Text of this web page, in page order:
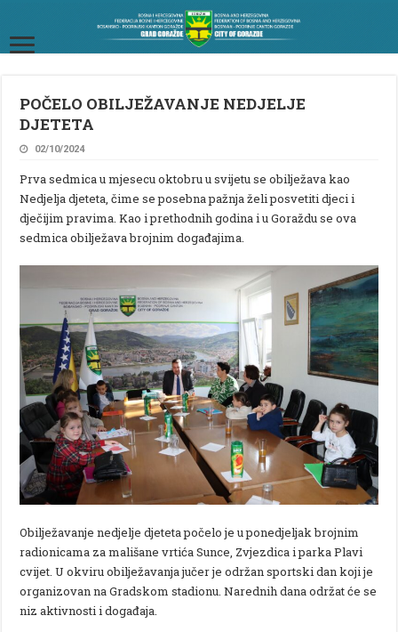
POČELO OBILJEŽAVANJE NEDJELJE
DJETETA
02/10/2024
Prva sedmica u mjesecu oktobru u svijetu se obilježava kao
Nedjelja djeteta, čime se posebna pažnja želi posvetiti djeci i
dječijim pravima. Kao i prethodnih godina i u Goraždu se ova
sedmica obilježava brojnim događajima.
Obilježavanje nedjelje djeteta počelo je u ponedjeljak brojnim
radionicama za mališane vrtića Sunce, Zvjezdica i parka Plavi
cvijet. U okviru obilježavanja jučer je održan sportski dan koji je
organizovan na Gradskom stadionu. Narednih dana održat će se
niz aktivnosti i događaja.